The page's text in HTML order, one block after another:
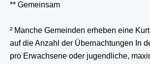
** Gemeinsam
² Manche Gemeinden erheben eine
auf die Anzahl der Übernachtungen In
pro Erwachsene oder jugendliche,